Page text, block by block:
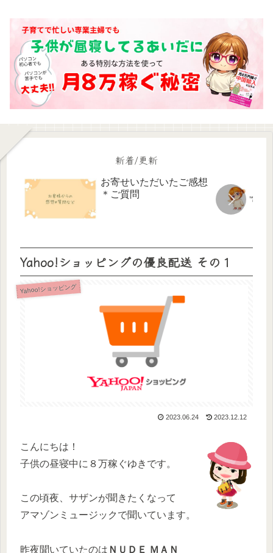
新着/更新
お寄せいただいたご感想
＊ご質問
Yahoo!ショッピングの優良配送 その１
Yahoo!ショッピング
2023.06.24 2023.12.12
こんにちは！
子供の昼寝中に８万稼ぐゆきです。
この頃夜、サザンが聞きたくなって
アマゾンミュージックで聞いています。
昨夜聞いていたのは ＮＵＤＥ ＭＡＮ